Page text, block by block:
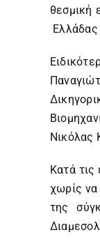
θεσμική
Ελλάδας
Νικόλας
Κατά
χωρίς να
της